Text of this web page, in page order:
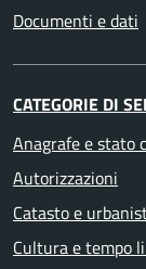
Documenti e dati
CATEGORIE DI
Anagrafe e stato
Autorizzazioni
Catasto e
Cultura e tempo